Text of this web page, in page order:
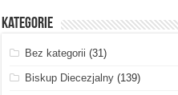
Kategorie
Bez kategorii (31)
Biskup Diecezjalny (139)